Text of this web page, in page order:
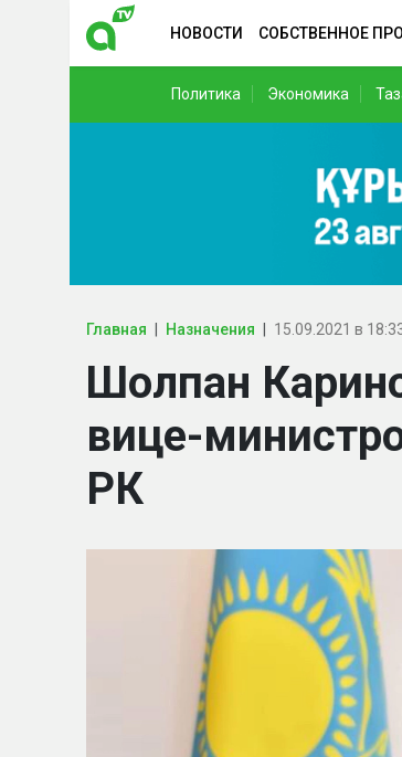
НОВОСТИ СОБСТВЕННОЕ
Политика Экономика
Главная Назначения 15.09.2021 в
Шолпан
вице-
РК